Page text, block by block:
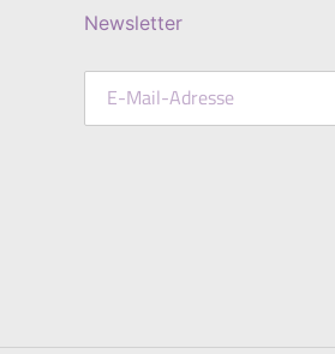
Newsletter